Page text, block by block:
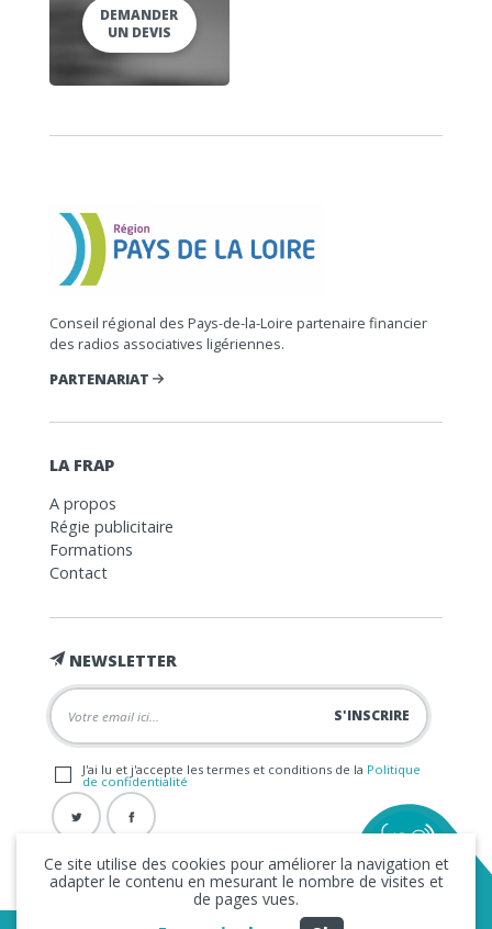
DEMANDER
UN DEVIS
Conseil régional des Pays-de-la-Loire partenaire financier
des radios associatives ligériennes.
PARTENARIAT
LA FRAP
A propos
Régie publicitaire
Formations
Contact
NEWSLETTER
J'ai lu et j'accepte les termes et conditions de la Politique
de confidentialité
Ce site utilise des cookies pour améliorer la navigation et
adapter le contenu en mesurant le nombre de visites et
de pages vues.